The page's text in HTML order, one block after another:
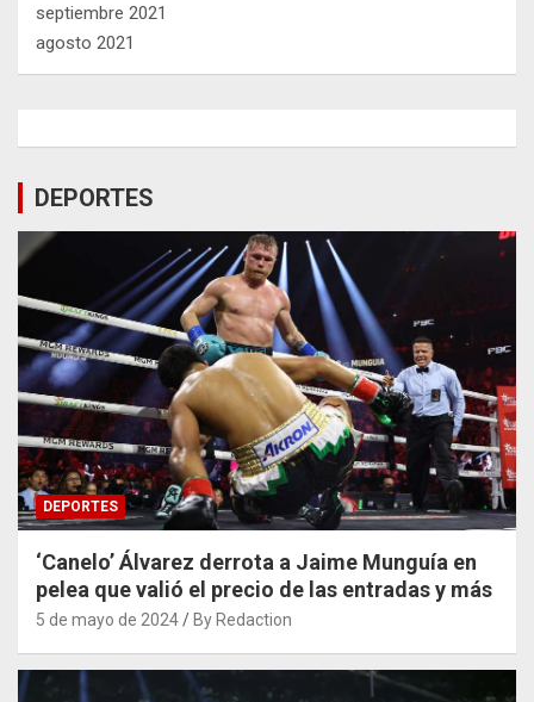
septiembre 2021
agosto 2021
DEPORTES
DEPORTES
‘Canelo’ Álvarez derrota a Jaime Munguía en
pelea que valió el precio de las entradas y más
5 de mayo de 2024 By Redaction